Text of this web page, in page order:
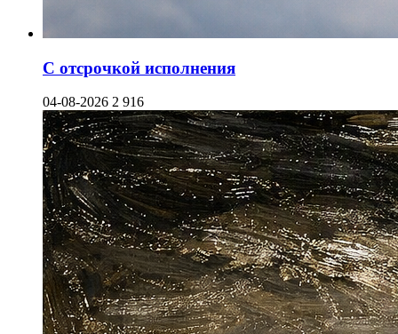
С отсрочкой исполнения
04-08-2026 2 916